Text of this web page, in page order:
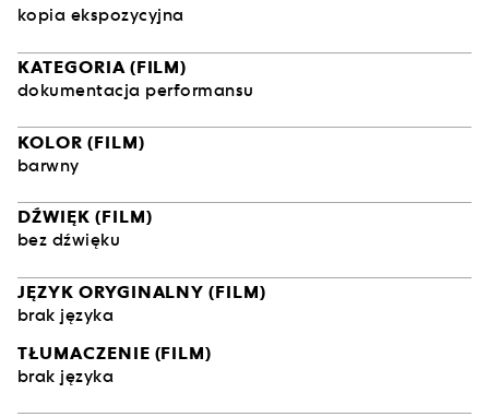
kopia ekspozycyjna
KATEGORIA (FILM)
dokumentacja performansu
KOLOR (FILM)
barwny
DŹWIĘK (FILM)
bez dźwięku
JĘZYK ORYGINALNY (FILM)
brak języka
TŁUMACZENIE (FILM)
brak języka